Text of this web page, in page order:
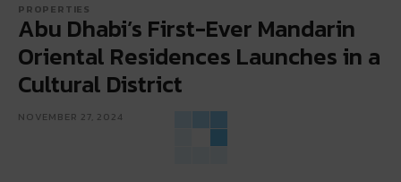
PROPERTIES
Abu Dhabi’s First-Ever Mandarin
Oriental Residences Launches in a
Cultural District
NOVEMBER 27, 2024